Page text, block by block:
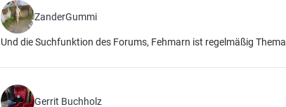
ZanderGummi
Und die Suchfunktion des Forums, Fehmarn ist regelmäßig Thema
Gerrit Buchholz